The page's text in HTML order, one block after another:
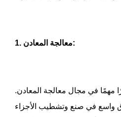
1. معالجة المعادن:
مهمًا في مجال معالجة المعادن.
واسع في صنع وتشطيب الأجزاء